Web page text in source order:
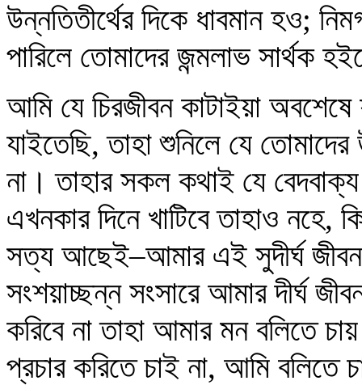
উন্নতিতীর্থের দিকে ধাবমান হও;
পারিলে তোমাদের জন্মলাভ সার্থক
আমি যে চিরজীবন কাটাইয়া
যাইতেছি, তাহা শুনিলে যে
না। তাহার সকল কথাই যে
এখনকার দিনে খাটিবে তাহাও নহে,
সত্য আছেই–আমার এই সুদীর্ঘ
সংশয়াচ্ছন্ন সংসারে আমার দীর্ঘ
করিবে না তাহা আমার মন বলিতে
প্রচার করিতে চাই না, আমি